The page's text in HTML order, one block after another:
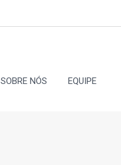
SOBRE NÓS EQUIPE